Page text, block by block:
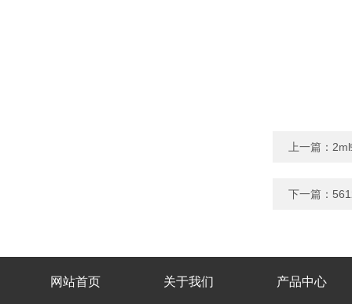
上一篇：
下一篇：
网站首页 关于我们 产品中心